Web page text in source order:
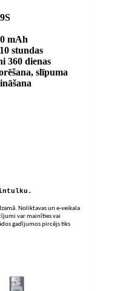
mAh
stundas
360 dienas
slīpuma
Noliktavas un e-veikala
var mainīties vai
gadījumos pircējs tiks